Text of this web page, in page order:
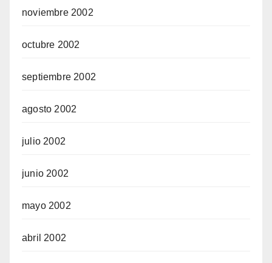
noviembre 2002
octubre 2002
septiembre 2002
agosto 2002
julio 2002
junio 2002
mayo 2002
abril 2002